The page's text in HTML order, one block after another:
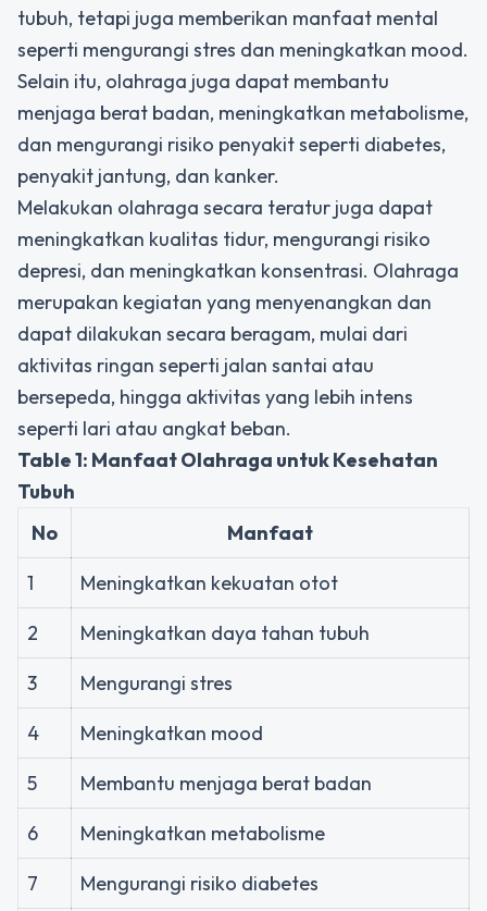
tubuh, tetapi juga memberikan manfaat mental
seperti mengurangi stres dan meningkatkan mood.
Selain itu, olahraga juga dapat membantu
menjaga berat badan, meningkatkan metabolisme,
dan mengurangi risiko penyakit seperti diabetes,
penyakit jantung, dan kanker.
Melakukan olahraga secara teratur juga dapat
meningkatkan kualitas tidur, mengurangi risiko
depresi, dan meningkatkan konsentrasi. Olahraga
merupakan kegiatan yang menyenangkan dan
dapat dilakukan secara beragam, mulai dari
aktivitas ringan seperti jalan santai atau
bersepeda, hingga aktivitas yang lebih intens
seperti lari atau angkat beban.
Table 1: Manfaat Olahraga untuk Kesehatan
Tubuh
No
Manfaat
1
Meningkatkan kekuatan otot
2
Meningkatkan daya tahan tubuh
3
Mengurangi stres
4
Meningkatkan mood
5
Membantu menjaga berat badan
6
Meningkatkan metabolisme
7
Mengurangi risiko diabetes